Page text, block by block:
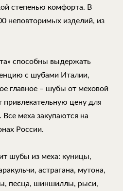
степенью комфорта. В
неповторимых изделий, из
способны выдержать
с шубами Италии,
главное – шубы от меховой
цену для
Все меха закупаются на
России.
шубы из меха: куницы,
астрагана, мутона,
песца, шиншиллы, рыси,